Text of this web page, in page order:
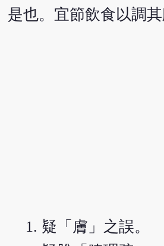
是也。宜節飲食以調
疑「膚」之誤。